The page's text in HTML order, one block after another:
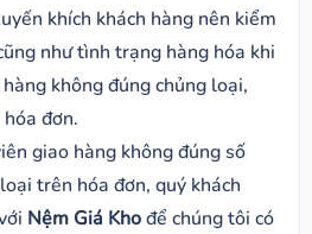
khích khách hàng nên kiểm
như tình trạng hàng hóa khi
không đúng chủng loại,
đơn.
giao hàng không đúng số
trên hóa đơn, quý khách
Nệm Giá Khođể chúng tôi có